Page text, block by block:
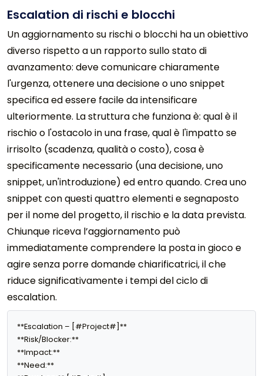
Escalation di rischi e blocchi
Un aggiornamento su rischi o blocchi ha un obiettivo
diverso rispetto a un rapporto sullo stato di
avanzamento: deve comunicare chiaramente
l'urgenza, ottenere una decisione o uno snippet
specifica ed essere facile da intensificare
ulteriormente. La struttura che funziona è: qual è il
rischio o l'ostacolo in una frase, qual è l'impatto se
irrisolto (scadenza, qualità o costo), cosa è
specificamente necessario (una decisione, uno
snippet, un'introduzione) ed entro quando. Crea uno
snippet con questi quattro elementi e segnaposto
per il nome del progetto, il rischio e la data prevista.
Chiunque riceva l’aggiornamento può
immediatamente comprendere la posta in gioco e
agire senza porre domande chiarificatrici, il che
riduce significativamente i tempi del ciclo di
escalation.
**Escalation – [#Project#]**
**Risk/Blocker:**
**Impact:**
**Need:**